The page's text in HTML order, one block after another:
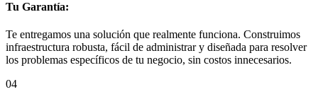
Tu Garantía:
Te entregamos una solución que realmente funciona. Construimos
infraestructura robusta, fácil de administrar y diseñada para resolver
los problemas específicos de tu negocio, sin costos innecesarios.
04